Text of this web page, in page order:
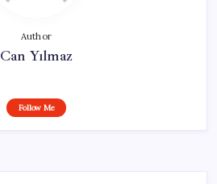
Author
Can Yılmaz
Follow Me